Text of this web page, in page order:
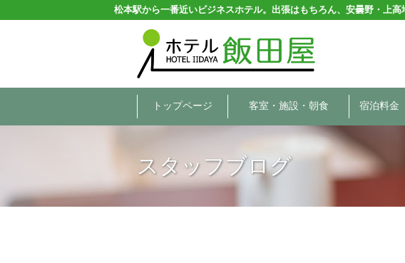
松本駅から一番近いビジネスホテル。出張はもちろん、安曇野・上
トップページ 客室・施設・朝食 宿泊料金
スタッフブログ